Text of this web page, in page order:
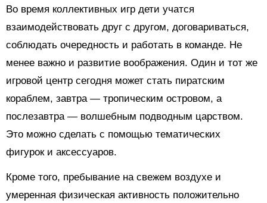
Во время коллективных игр дети учатся
взаимодействовать друг с другом, договариваться,
соблюдать очередность и работать в команде. Не
менее важно и развитие воображения. Один и тот же
игровой центр сегодня может стать пиратским
кораблем, завтра — тропическим островом, а
послезавтра — волшебным подводным царством.
Это можно сделать с помощью тематических
фигурок и аксессуаров.
Кроме того, пребывание на свежем воздухе и
умеренная физическая активность положительно